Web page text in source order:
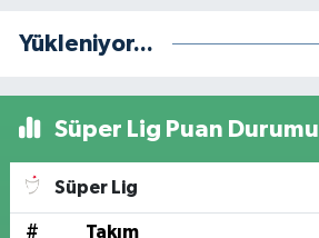
Yükleniyor...
Süper Lig Puan Durumu
Süper Lig
# Takım